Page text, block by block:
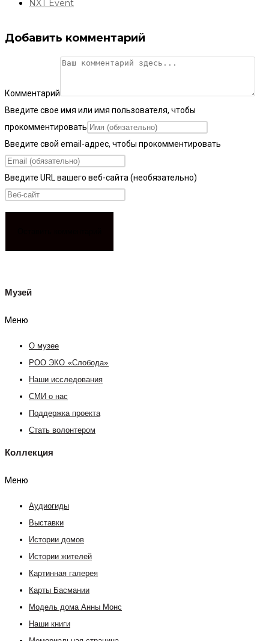
NXT Event
Добавить комментарий
Комментарий
Введите свое имя или имя пользователя, чтобы
прокомментировать
Введите свой email-адрес, чтобы прокомментировать
Введите URL вашего веб-сайта (необязательно)
Музей
Меню
О музее
РОО ЭКО «Слобода»
Наши исследования
СМИ о нас
Поддержка проекта
Стать волонтером
Коллекция
Меню
Аудиогиды
Выставки
Истории домов
Истории жителей
Картинная галерея
Карты Басмании
Модель дома Анны Монс
Наши книги